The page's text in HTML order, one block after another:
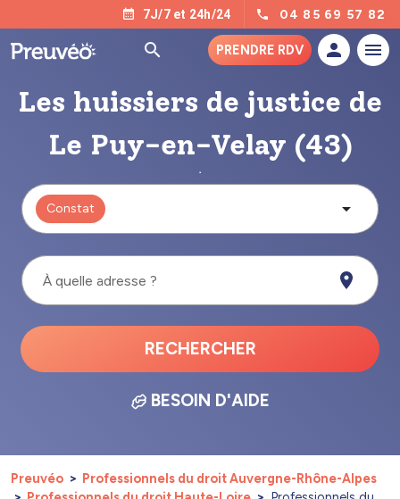
7J/7 et 24h/24 04 85 69 57 82
PRENDRE RDV
Les huissiers de justice de
Le Puy-en-Velay (43)
Constat
À quelle adresse ?
RECHERCHER
BESOIN D'AIDE
Preuvéo
Professionnels du droit Auvergne-Rhône-Alpes